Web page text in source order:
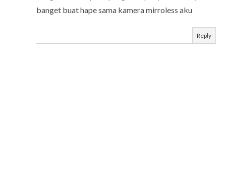
banget buat hape sama kamera mirroless aku
Reply